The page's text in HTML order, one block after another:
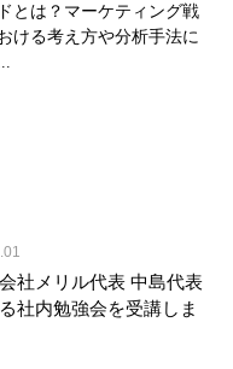
とは？マーケティング戦
ける考え方や分析手法に
社メリル代表 中島代表
社内勉強会を受講しま